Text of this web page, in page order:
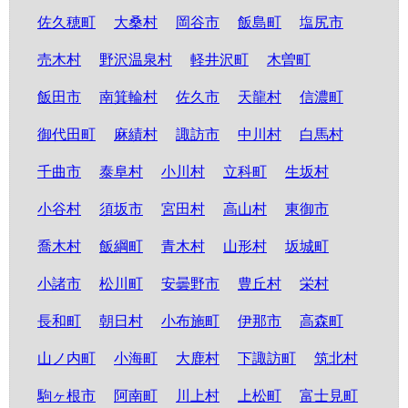
佐久穂町 大桑村 岡谷市 飯島町 塩尻市
売木村 野沢温泉村 軽井沢町 木曽町
飯田市 南箕輪村 佐久市 天龍村 信濃町
御代田町 麻績村 諏訪市 中川村 白馬村
千曲市 泰阜村 小川村 立科町 生坂村
小谷村 須坂市 宮田村 高山村 東御市
喬木村 飯綱町 青木村 山形村 坂城町
小諸市 松川町 安曇野市 豊丘村 栄村
長和町 朝日村 小布施町 伊那市 高森町
山ノ内町 小海町 大鹿村 下諏訪町 筑北村
駒ヶ根市 阿南町 川上村 上松町 富士見町